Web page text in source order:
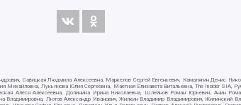
Савицкая Людмила Алексеевна, Маркелов Сергей Евгеньевич, Камалягин Денис
Лукьянова Юлия Сергеевна, Маетная Елизавета Витальевна, The Insider SIA,
Алеся Алексеевна, Долинина Ирина Николаевна, Шлейнов Роман Юрьевич, Анин
Владимировна, Лютов Александр Иванович, Жилкин Владимир Владимирович, Жилинский